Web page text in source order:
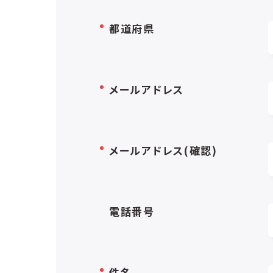
都道府県
メールアドレス
メールアドレス(確認)
電話番号